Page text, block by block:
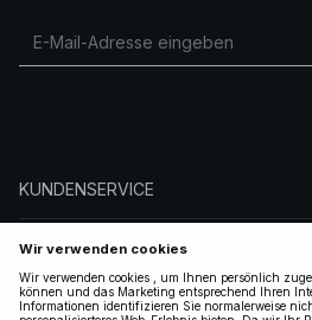
KUNDENSERVICE
ÜBER NA-KD
FOLGEN SIE UNS